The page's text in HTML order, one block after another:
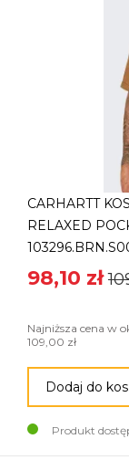
CARHARTT
RELAXED
98,10 zł
Najniższa cena w
109,00 zł
Dodaj do
Produkt